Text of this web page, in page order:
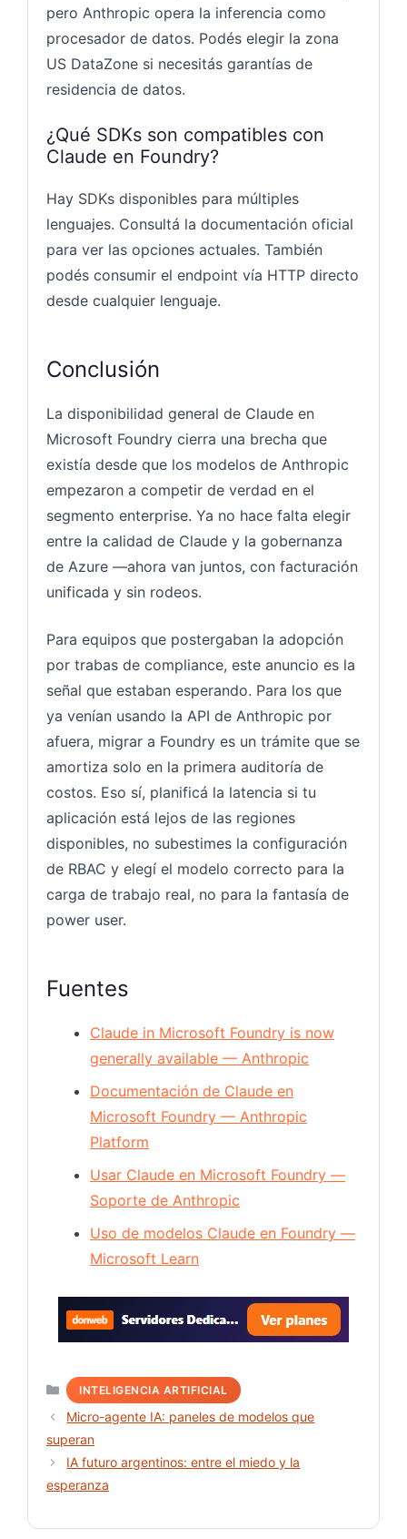
pero Anthropic opera la inferencia como
procesador de datos. Podés elegir la zona
US DataZone si necesitás garantías de
residencia de datos.
¿Qué SDKs son compatibles con
Claude en Foundry?
Hay SDKs disponibles para múltiples
lenguajes. Consultá la documentación oficial
para ver las opciones actuales. También
podés consumir el endpoint vía HTTP directo
desde cualquier lenguaje.
Conclusión
La disponibilidad general de Claude en
Microsoft Foundry cierra una brecha que
existía desde que los modelos de Anthropic
empezaron a competir de verdad en el
segmento enterprise. Ya no hace falta elegir
entre la calidad de Claude y la gobernanza
de Azure —ahora van juntos, con facturación
unificada y sin rodeos.
Para equipos que postergaban la adopción
por trabas de compliance, este anuncio es la
señal que estaban esperando. Para los que
ya venían usando la API de Anthropic por
afuera, migrar a Foundry es un trámite que se
amortiza solo en la primera auditoría de
costos. Eso sí, planificá la latencia si tu
aplicación está lejos de las regiones
disponibles, no subestimes la configuración
de RBAC y elegí el modelo correcto para la
carga de trabajo real, no para la fantasía de
power user.
Fuentes
Claude in Microsoft Foundry is now
generally available — Anthropic
Documentación de Claude en
Microsoft Foundry — Anthropic
Platform
Usar Claude en Microsoft Foundry —
Soporte de Anthropic
Uso de modelos Claude en Foundry —
Microsoft Learn
Categorías
INTELIGENCIA ARTIFICIAL
Micro-agente IA: paneles de modelos que
superan
IA futuro argentinos: entre el miedo y la
esperanza